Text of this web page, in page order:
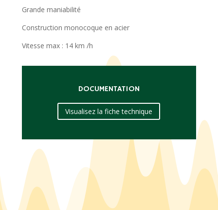
Grande maniabilité
Construction monocoque en acier
Vitesse max : 14 km /h
DOCUMENTATION
Visualisez la fiche technique